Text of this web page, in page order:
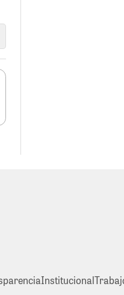
Institucional